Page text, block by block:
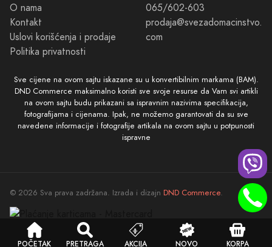
O nama
Kontakt
Uslovi korišćenja i prodaje
Politika privatnosti
065/602-603
prodaja@svezadomacinstvo.
com
Sve cijene na ovom sajtu iskazane su u konvertibilnim markama (BAM).
DND Commerce maksimalno koristi sve svoje resurse da Vam svi artikli
na ovom sajtu budu prikazani sa ispravnim nazivima specifikacija,
fotografijama i cijenama. Ipak, ne možemo garantovati da su sve
navedene informacije i fotografije artikala na ovom sajtu u potpunosti
ispravne
© 2026 Sva prava zadržana. Izrada i dizajn DND Commerce.
POČETAK PRETRAGA AKCIJA NOVO KORPA